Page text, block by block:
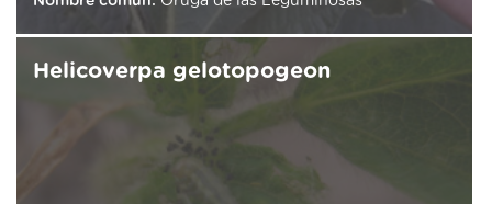
Helicoverpa gelotopogeon